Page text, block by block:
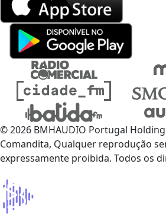
© 2026 BMHAUDIO Portugal
Comandita, Qualquer reprodução
expressamente proibida. Todos os